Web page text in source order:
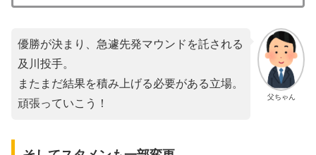
父ちゃん
優勝が決まり、急遽先発マウンドを託される
及川投手。
またまだ結果を積み上げる必要がある立場。
頑張っていこう！